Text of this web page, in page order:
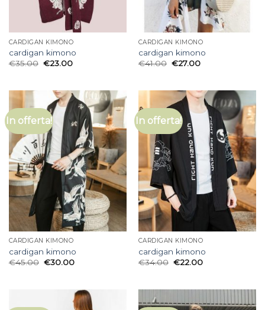
CARDIGAN KIMONO
cardigan kimono
€35.00 €23.00
CARDIGAN KIMONO
cardigan kimono
€41.00 €27.00
In offerta!
CARDIGAN KIMONO
cardigan kimono
€45.00 €30.00
In offerta!
CARDIGAN KIMONO
cardigan kimono
€34.00 €22.00